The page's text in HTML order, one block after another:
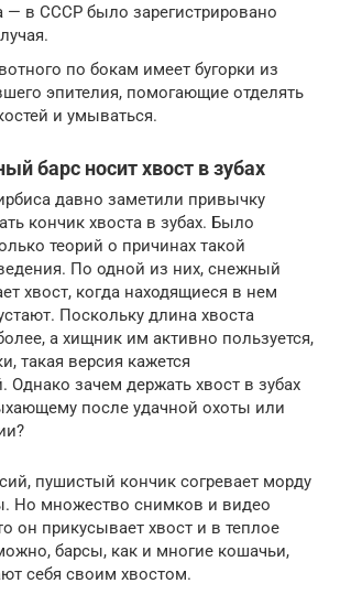
— в СССР было зарегистрировано
по бокам имеет бугорки из
эпителия, помогающие отделять
и умываться.
барс носит хвост в зубах
давно заметили привычку
кончик хвоста в зубах. Было
теорий о причинах такой
По одной из них, снежный
хвост, когда находящиеся в нем
Поскольку длина хвоста
а хищник им активно пользуется,
такая версия кажется
Однако зачем держать хвост в зубах
после удачной охоты или
пушистый кончик согревает морду
Но множество снимков и видео
он прикусывает хвост и в теплое
барсы, как и многие кошачьи,
себя своим хвостом.